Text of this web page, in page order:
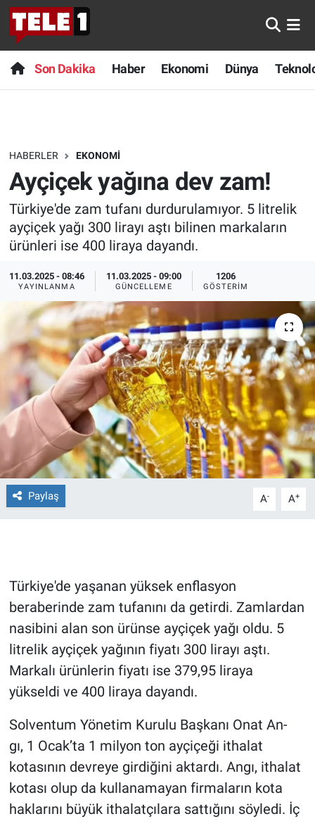
Son Dakika Haber Ekonomi Dünya
HABERLER EKONOMI
Ayçiçek yağına dev zam!
Türkiye'de zam tufanı durdurulamıyor. 5 litrelik
ayçiçek yağı 300 lirayı aştı bilinen markaların
ürünleri ise 400 liraya dayandı.
11.03.2025 - 08:46
YAYINLANMA
11.03.2025 - 09:00
GÜNCELLEME
1206
GÖSTERIM
Paylaş A- A+
Türkiye'de yaşanan yüksek enflasyon
beraberinde zam tufanını da getirdi. Zamlardan
nasibini alan son ürünse ayçiçek yağı oldu. 5
litrelik ayçiçek yağının fiyatı 300 lirayı aştı.
Marka­lı ürünlerin fiyatı ise 379,95 liraya
yükseldi ve 400 lira­ya dayandı.
Solventum Yöne­tim Kurulu Başkanı Onat An­
gı, 1 Ocak’ta 1 milyon ton ayçiçeği ithalat
kotasının devreye girdiği­ni aktardı. Angı, ithalat
kotası olup da kullanamayan firmaların kota
haklarını büyük ithalatçıla­ra sattığını söyledi. İç
Anında Manşet
Başka Sohbetler
Bilim turu
Bilim ve Teknoloji Evreni
Doğa Konuşuyor
Dünya
Ege Saati
Ege'den Esintiler
Eğitim
Eğlence
Ekonomi
Forum
Gün Bitiyor
Gün Ortası
Gündem Özel
Günün görüntüsü
İlan
Kimdir
Son Dakika
Haber
Dünya
Teknoloji
Sağlık
Spor
Yayın Akışı
İletişim
Nöbetçi Eczaneler
Hava Durumu
Trafik Durumu
Süper Lig Puan Durumu ve Fikstür
Tüm Manşetler
Son Dakika Haberleri
Haber Arşivi